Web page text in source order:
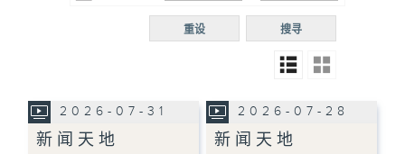
R5
普通
搜寻
重设
2026-07-31
新闻天地
2026-07-28
新闻天地